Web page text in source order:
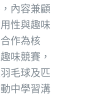
內容兼顧
性與趣味
作為核
味競賽，
毛球及匹
中學習溝